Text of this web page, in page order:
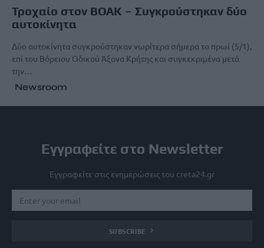
Τροχαίο στον ΒΟΑΚ – Συγκρούστηκαν δύο
αυτοκίνητα
Δύο αυτοκίνητα συγκρούστηκαν νωρίτερα σήμερα το πρωί (5/1),
επί του Βόρειου Οδικού Άξονα Κρήτης και συγκεκριμένα μετά
την…
Newsroom
Εγγραφείτε στο Newsletter
Εγγραφείτε στις ενημερώσεις του creta24.gr
SUBSCRIBE